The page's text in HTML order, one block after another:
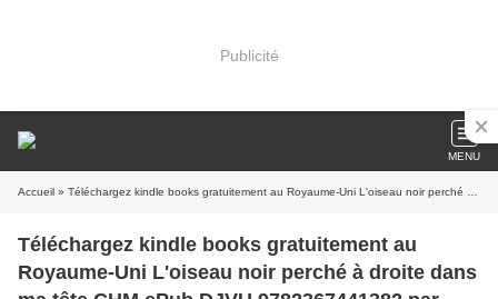
Publicité
MENU
Accueil » Téléchargez kindle books gratuitement au Royaume-Uni L'oiseau noir perché à droite dans ma tête CHM ePub DJVU 9782367441382 par Jean-Christian Bourcart (Litterature Francaise)
Téléchargez kindle books gratuitement au
Royaume-Uni L'oiseau noir perché à droite dans